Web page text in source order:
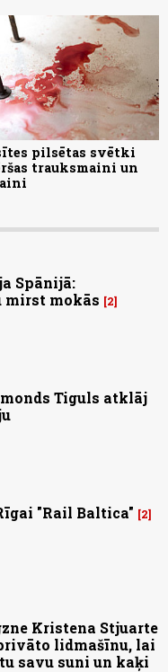
pilsētas svētki
trauksmaini un
Spānijā:
mirst mokās
2
Tiguls atklāj
"Rail Baltica" 2
Kristena Stjuarte
lidmašīnu, lai
savu suni un kaķi